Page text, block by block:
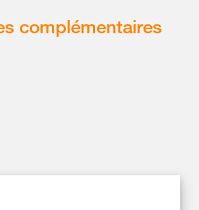
complémentaires